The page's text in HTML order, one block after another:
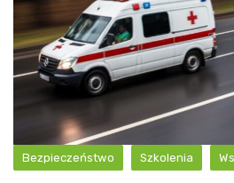
Bezpieczeństwo Szkolenia